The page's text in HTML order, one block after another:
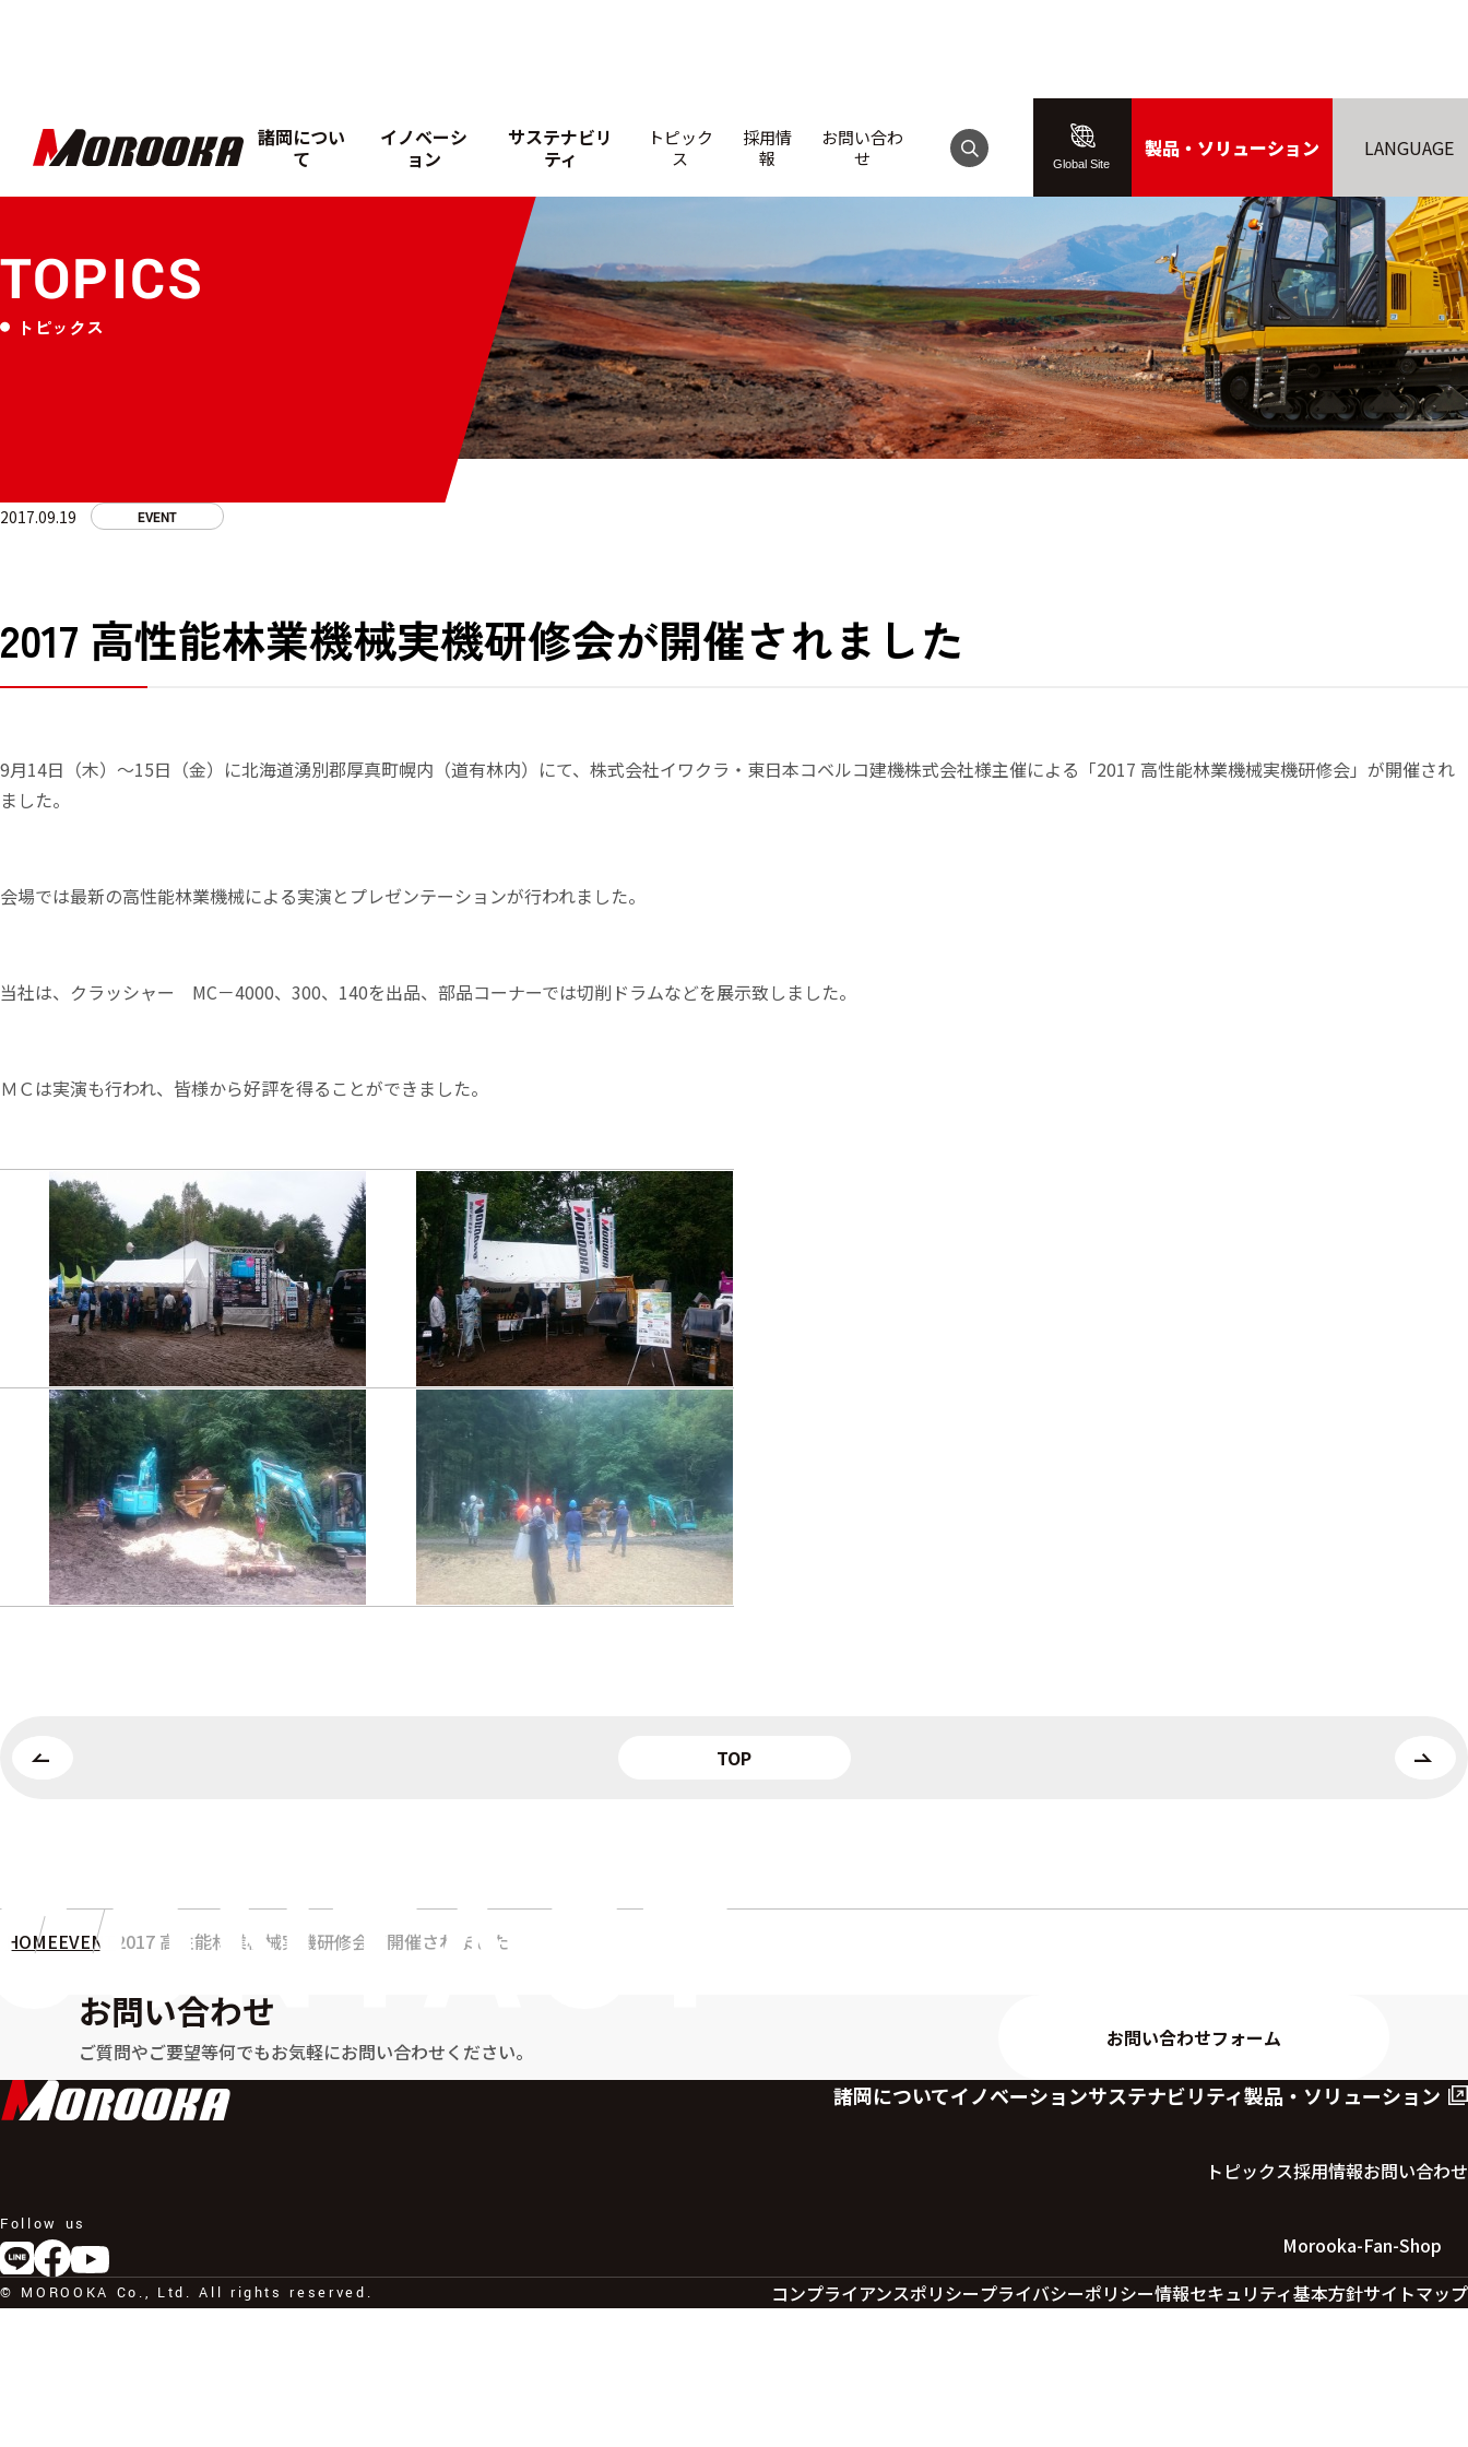
諸岡につい
て
イノベーシ
ョン
サステナビリ
ティ
トピック
ス
採用情
報
お問い合わ
せ
製品・ソリューション LANGUAGE
TOPICS
トピックス
2017.09.19 EVENT
2017 高性能林業機械実機研修会が開催されました
9月14日（木）～15日（金）に北海道湧別郡厚真町幌内（道有林内）にて、株式会社イワクラ・東日本コベルコ建機株式会社様主催による「2017 高性能林業機械実機研修会」が開催され
ました。
会場では最新の高性能林業機械による実演とプレゼンテーションが行われました。
当社は、クラッシャー MC－4000、300、140を出品、部品コーナーでは切削ドラムなどを展示致しました。
ＭＣは実演も行われ、皆様から好評を得ることができました。
TOP
HOMEEVENT 2017 高性能林業機械実機研修会が開催されました
お問い合わせ
ご質問やご要望等何でもお気軽にお問い合わせください。
お問い合わせフォーム
Follow us
諸岡についてイノベーションサステナビリティ製品・ソリューション
トピックス採用情報お問い合わせ
Morooka-Fan-Shop
コンプライアンスポリシープライバシーポリシー情報セキュリティ基本方針サイトマップ
© MOROOKA Co., Ltd. All rights reserved.